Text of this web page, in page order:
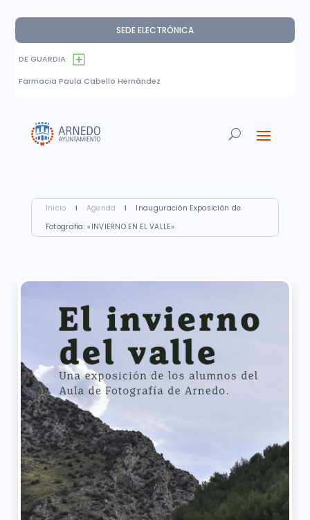
SEDE ELECTRÓNICA
DE GUARDIA
Farmacia Paula Cabello Hernández
Inicio I Agenda I
Inauguración Exposición de
Fotografía: «INVIERNO EN EL VALLE»